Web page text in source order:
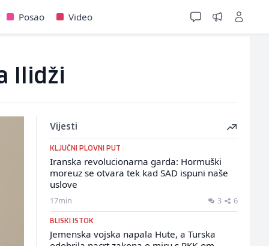
Posao Video
Ilidži
Vijesti
KLJUČNI PLOVNI PUT
Iranska revolucionarna garda: Hormuški
moreuz se otvara tek kad SAD ispuni naše
uslove
17min 3 6
BLISKI ISTOK
Jemenska vojska napala Hute, a Turska